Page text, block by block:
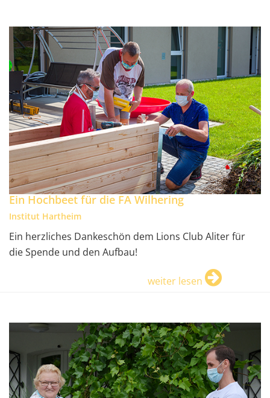
Ein Hochbeet für die FA Wilhering
Institut Hartheim
Ein herzliches Dankeschön dem Lions Club Aliter für
die Spende und den Aufbau!
weiter lesen